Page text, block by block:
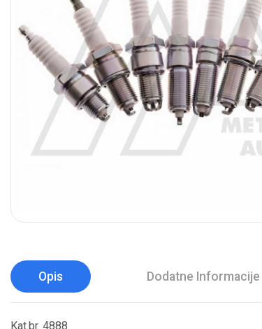
Opis Dodatne Informacije
Kat.br. 4888